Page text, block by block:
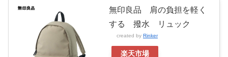
無印良品 肩の負担を軽く
する 撥水 リュック
created by Rinker
楽天市場